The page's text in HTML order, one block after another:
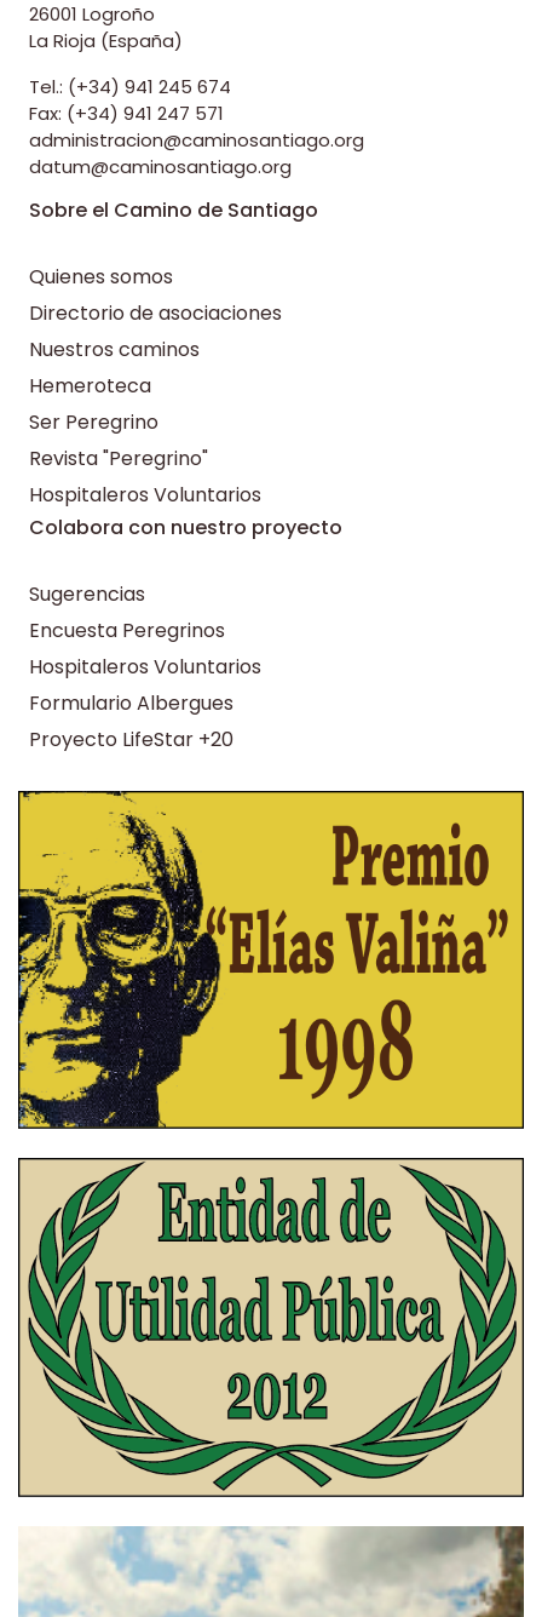
26001 Logroño
La Rioja (España)
Tel.: (+34) 941 245 674
Fax: (+34) 941 247 571
administracion@caminosantiago.org
datum@caminosantiago.org
Sobre el Camino de Santiago
Quienes somos
Directorio de asociaciones
Nuestros caminos
Hemeroteca
Ser Peregrino
Revista "Peregrino"
Hospitaleros Voluntarios
Colabora con nuestro proyecto
Sugerencias
Encuesta Peregrinos
Hospitaleros Voluntarios
Formulario Albergues
Proyecto LifeStar +20